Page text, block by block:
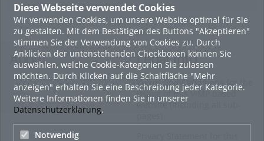
Diese Webseite verwendet Cookies
Wir verwenden Cookies, um unsere Website optimal für Sie
zu gestalten. Mit dem Bestätigen des Buttons "Akzeptieren"
stimmen Sie der Verwendung von Cookies zu. Durch
Anklicken der untenstehenden Checkboxen können Sie
auswählen, welche Cookie-Kategorien Sie zulassen
möchten. Durch Klicken auf die Schaltfläche "Mehr
anzeigen" erhalten Sie eine Beschreibung jeder Kategorie.
Weitere Informationen finden Sie in unserer
Datenschutzerklärung.
Notwendig
16. Mai 2022
neuer Test-Newsbeitrag
HOHU
9. Mai 2022
¨Haager Lies reloaded“ - der neue Top-Radweg in OÖ
verbindet
About Legal Info
Terms and Conditions for the
Usage of this ViMP based
website (including all sub-